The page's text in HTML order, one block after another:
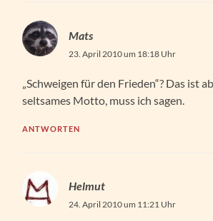
Mats
23. April 2010 um 18:18 Uhr
„Schweigen für den Frieden“? Das ist
seltsames Motto, muss ich sagen.
ANTWORTEN
Helmut
24. April 2010 um 11:21 Uhr